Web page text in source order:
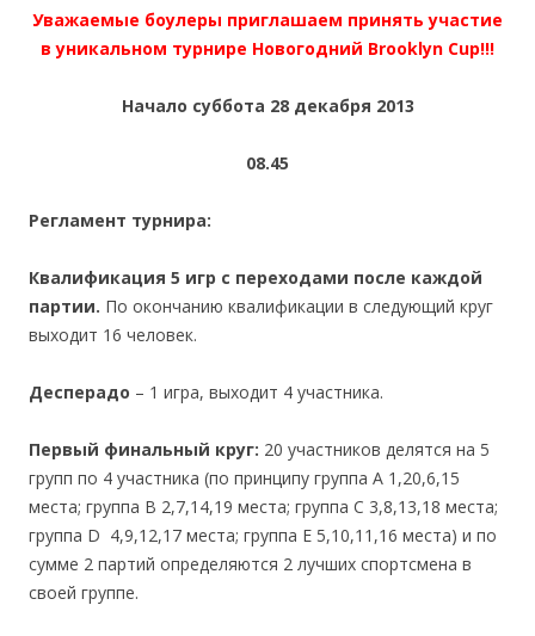
Уважаемые боулеры приглашаем принять участие
в уникальном турнире Новогодний Brooklyn Cup!!!
Начало суббота 28 декабря 2013
08.45
Регламент турнира:
Квалификация 5 игр с переходами после каждой
партии. По окончанию квалификации в следующий круг
выходит 16 человек.
Десперадо – 1 игра, выходит 4 участника.
Первый финальный круг: 20 участников делятся на 5
групп по 4 участника (по принципу группа А 1,20,6,15
места; группа В 2,7,14,19 места; группа С 3,8,13,18 места;
группа D 4,9,12,17 места; группа Е 5,10,11,16 места) и по
сумме 2 партий определяются 2 лучших спортсмена в
своей группе.